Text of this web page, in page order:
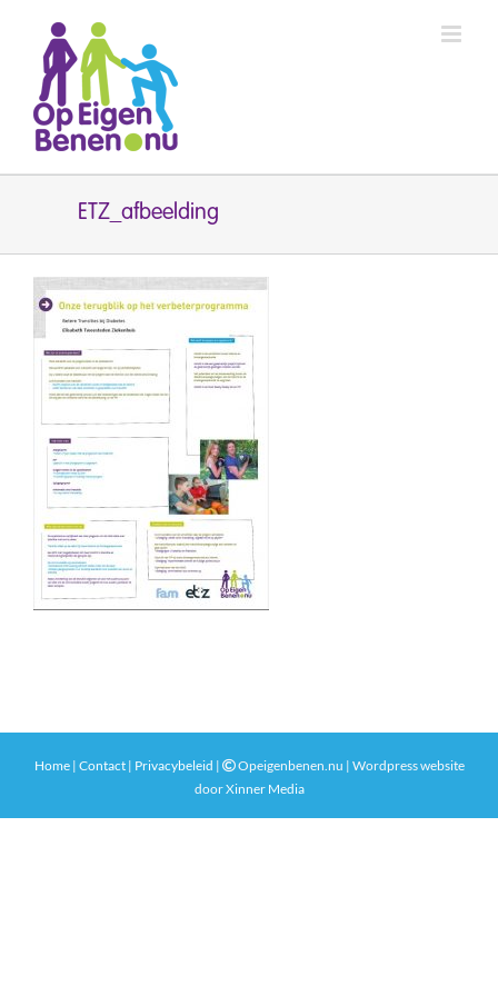
inhoud
ETZ_afbeelding
Home| Contact| Privacybeleid |
Opeigenbenen.nu | Wordpress website
doorXinner Media